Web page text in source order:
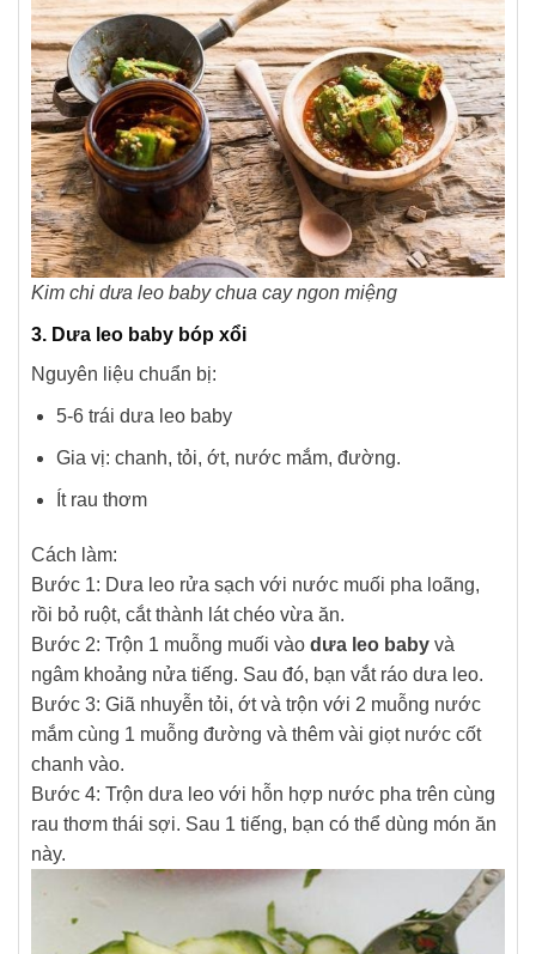
Kim chi dưa leo baby chua cay ngon miệng
3. Dưa leo baby bóp xổi
Nguyên liệu chuẩn bị:
5-6 trái dưa leo baby
Gia vị: chanh, tỏi, ớt, nước mắm, đường.
Ít rau thơm
Cách làm:
Bước 1: Dưa leo rửa sạch với nước muối pha loãng,
rồi bỏ ruột, cắt thành lát chéo vừa ăn.
Bước 2: Trộn 1 muỗng muối vào dưa leo baby và
ngâm khoảng nửa tiếng. Sau đó, bạn vắt ráo dưa leo.
Bước 3: Giã nhuyễn tỏi, ớt và trộn với 2 muỗng nước
mắm cùng 1 muỗng đường và thêm vài giọt nước cốt
chanh vào.
Bước 4: Trộn dưa leo với hỗn hợp nước pha trên cùng
rau thơm thái sợi. Sau 1 tiếng, bạn có thể dùng món ăn
này.